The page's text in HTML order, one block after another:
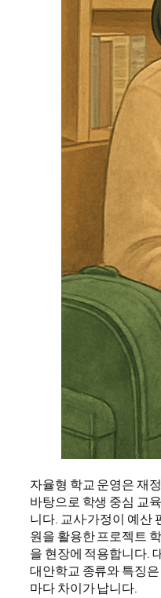
자율형 학교 운영은 재
바탕으로 학생 중심 교
니다. 교사·가정이 예산
원을 활용한 프로젝트
을 현장에 적용합니다.
대안학교 종류와 특징
마다 차이가 납니다.